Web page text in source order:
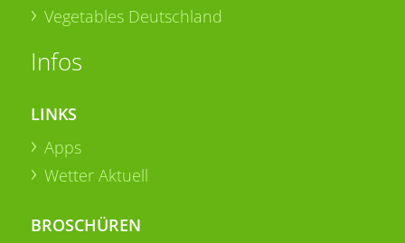
Vegetables Deutschland
Infos
LINKS
Apps
Wetter Aktuell
BROSCHÜREN